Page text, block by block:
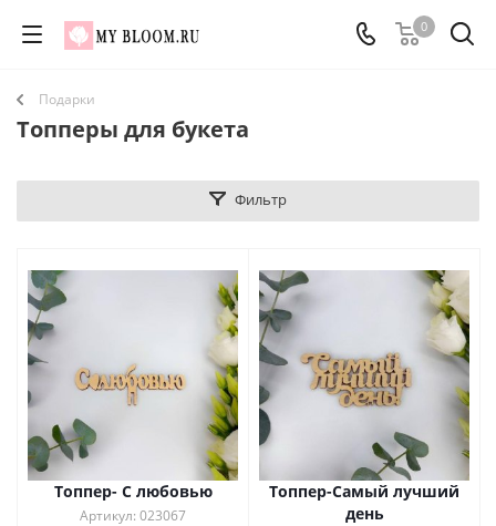
0
Подарки
Топперы для букета
Фильтр
Топпер- С любовью
Артикул: 023067
Топпер-Самый лучший
день